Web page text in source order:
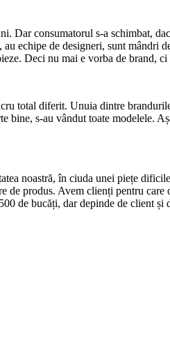
consumatorul s-a schimbat,
echipe de designeri, sunt
Deci nu mai e vorba de brand,
total diferit. Unuia dintre
bine, s-au vândut toate modelele.
noastră, în ciuda unei piețe
de produs. Avem clienți pentru
de bucăți, dar depinde de client și